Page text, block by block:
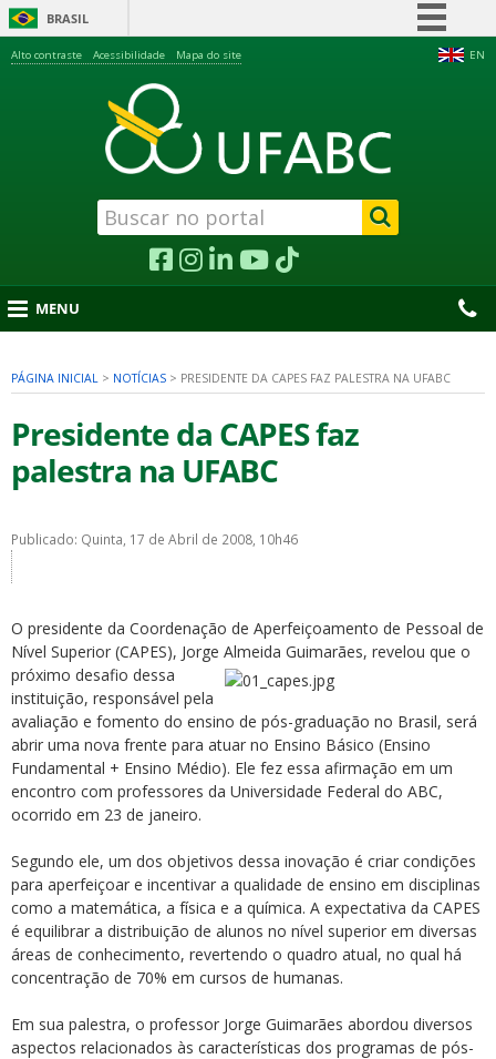
BRASIL
Acesso à informação
Legislação
Canais
EN
Alto contraste Acessibilidade Mapa do site
MENU
PÁGINA INICIAL > NOTÍCIAS > PRESIDENTE DA CAPES FAZ PALESTRA NA UFABC
Presidente da CAPES faz
palestra na UFABC
Publicado: Quinta, 17 de Abril de 2008, 10h46
O presidente da Coordenação de Aperfeiçoamento de Pessoal de
Nível Superior (CAPES), Jorge Almeida Guimarães, revelou que o
próximo desafio dessa
instituição, responsável pela
avaliação e fomento do ensino de pós-graduação no Brasil, será
abrir uma nova frente para atuar no Ensino Básico (Ensino
Fundamental + Ensino Médio). Ele fez essa afirmação em um
encontro com professores da Universidade Federal do ABC,
ocorrido em 23 de janeiro.
Segundo ele, um dos objetivos dessa inovação é criar condições
para aperfeiçoar e incentivar a qualidade de ensino em disciplinas
como a matemática, a física e a química. A expectativa da CAPES
é equilibrar a distribuição de alunos no nível superior em diversas
áreas de conhecimento, revertendo o quadro atual, no qual há
concentração de 70% em cursos de humanas.
Em sua palestra, o professor Jorge Guimarães abordou diversos
aspectos relacionados às características dos programas de pós-